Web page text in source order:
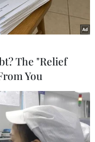
khích" trong
The "Relief
You